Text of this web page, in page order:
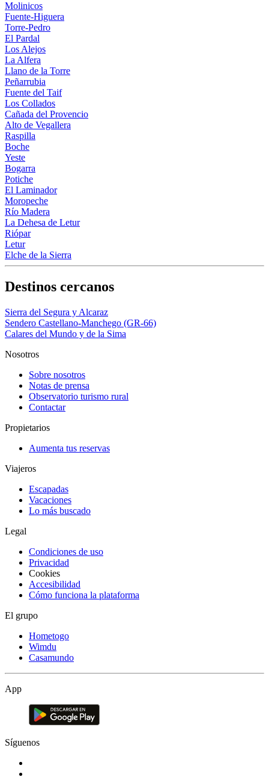
Molinicos
Fuente-Higuera
Torre-Pedro
El Pardal
Los Alejos
La Alfera
Llano de la Torre
Peñarrubia
Fuente del Taif
Los Collados
Cañada del Provencio
Alto de Vegallera
Raspilla
Boche
Yeste
Bogarra
Potiche
El Laminador
Moropeche
Río Madera
La Dehesa de Letur
Riópar
Letur
Elche de la Sierra
Destinos cercanos
Sierra del Segura y Alcaraz
Sendero Castellano-Manchego (GR-66)
Calares del Mundo y de la Sima
Nosotros
Sobre nosotros
Notas de prensa
Observatorio turismo rural
Contactar
Propietarios
Aumenta tus reservas
Viajeros
Escapadas
Vacaciones
Lo más buscado
Legal
Condiciones de uso
Privacidad
Cookies
Accesibilidad
Cómo funciona la plataforma
El grupo
Hometogo
Wimdu
Casamundo
App
Síguenos